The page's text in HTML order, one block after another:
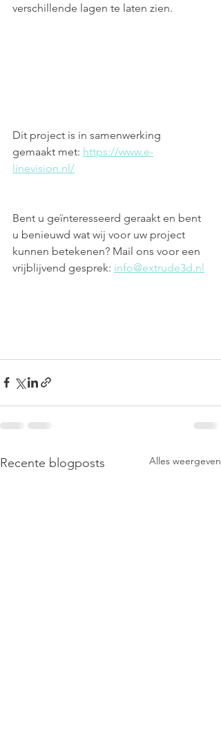
verschillende lagen te laten zien.
Dit project is in samenwerking
gemaakt met: https://www.e-
linevision.nl/
Bent u geïnteresseerd geraakt en bent
u benieuwd wat wij voor uw project
kunnen betekenen? Mail ons voor een
vrijblijvend gesprek: info@extrude3d.nl
Recente blogposts Alles weergeven